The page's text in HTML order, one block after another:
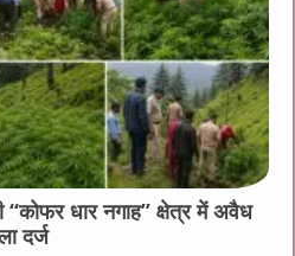
“कोफर धार नगाह” क्षेत्र में अवैध
दर्ज